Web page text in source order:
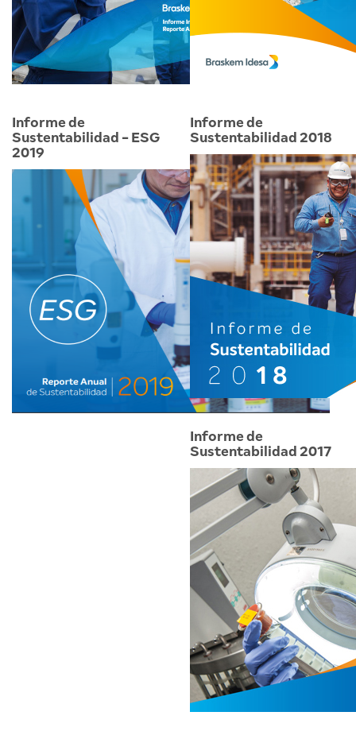
Informe de
Sustentabilidad - ESG
2019
Informe de
Sustentabilidad 2018
Informe de
Sustentabilidad 2017